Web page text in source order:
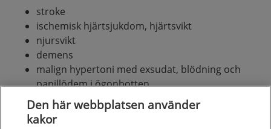
stroke
ischemisk hjärtsjukdom, hjärtsvikt
njursvikt
demens
malign hypertoni med exsudat, blödning och
papillödem i ögonbotten
hypertensiv kris – blodtryck > 240/130 med akut
hjärtsvikt, njursvikt eller encefalopati.
Den här webbplatsen använder
kakor